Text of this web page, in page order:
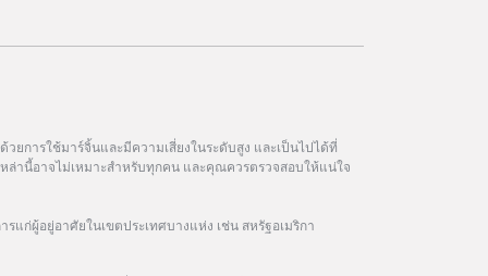
ยการใช้มาร์จิ้นและมีความเสี่ยงในระดับสูง และเป็นไปได้ที่
านี้อาจไม่เหมาะสำหรับทุกคน และคุณควรตรวจสอบให้แน่ใจ
รแก่ผู้อยู่อาศัยในเขตประเทศบางแห่ง เช่น สหรัฐอเมริกา